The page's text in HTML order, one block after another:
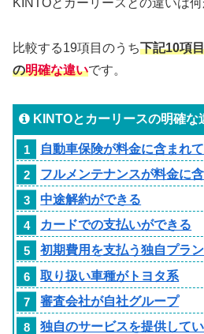
KINTOとカーリースとの違いは何
比較する19項目のうち下記10項
の明確な違いです。
KINTOとカーリースの明確な
自動車保険が料金に含まれ
フルメンテナンスが料金に
中途解約ができる
カードでの支払いができる
初期費用を支払う独自プラ
取り扱い車種がトヨタ系
審査会社が自社グループ
独自のサービスを提供して